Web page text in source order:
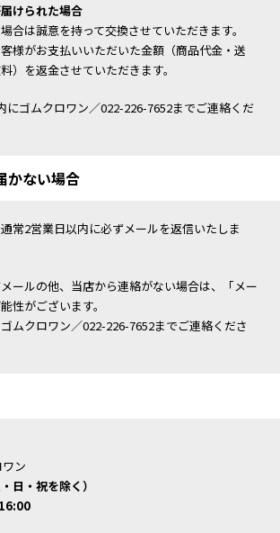
けられた場合
合は誠意を持って交換させていただきます。
様がお支払いいただいた金額（商品代金・送
）を返金させていただきます。
にゴムクロワン／022-226-7652までご連絡くだ
かない場合
常2営業日以内に必ずメールを返信いたしま
ールの他、当店から連絡がない場合は、「メー
性がございます。
ムクロワン／022-226-7652までご連絡くださ
ン
日・祝を除く）